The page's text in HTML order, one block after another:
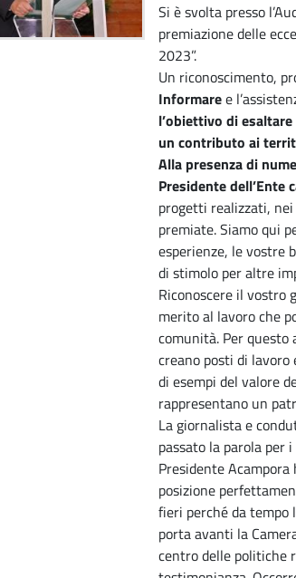
Si è svolta presso
premiazione delle
2023”.
Un riconoscimento,
Informaree
l’obiettivo di
un contributo ai
Alla presenza di
Presidente dell’Ente
progetti realizzati, nei
premiate. Siamo qui
esperienze, le vostre
di stimolo per altre
Riconoscere il vostro
merito al lavoro che
comunità. Per questo
creano posti di
di esempi del valore
rappresentano un
La giornalista e
passato la parola per
Presidente
posizione
fieri perché da tempo
porta avanti la
centro delle politiche